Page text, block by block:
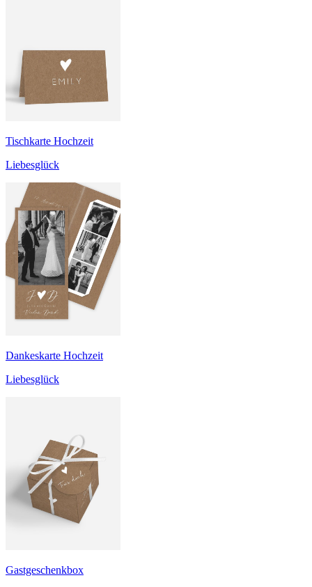
Tischkarte Hochzeit
Liebesglück
Dankeskarte Hochzeit
Liebesglück
Gastgeschenkbox